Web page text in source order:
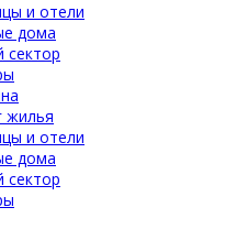
и отели
дома
сектор
жилья
и отели
дома
сектор